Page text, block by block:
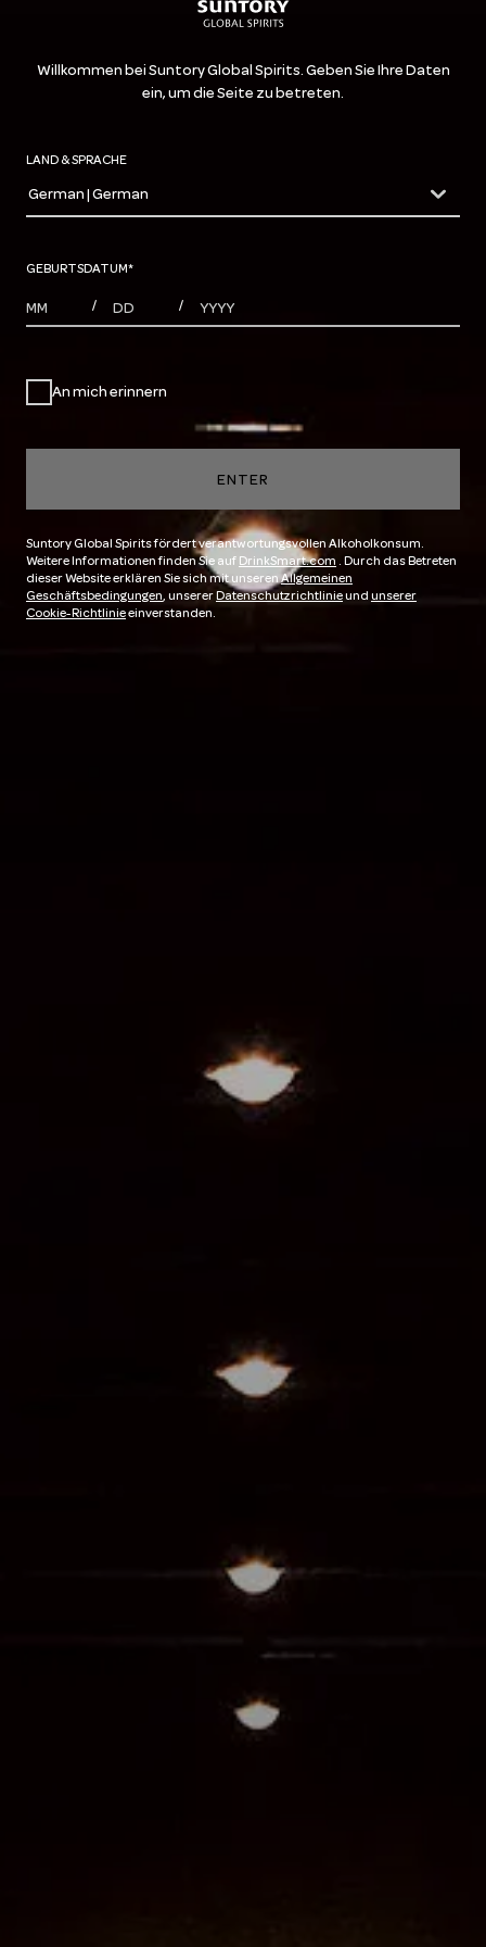
Willkommen bei Suntory Global Spirits. Geben Sie Ihre Daten
ein, um die Seite zu betreten.
LAND & SPRACHE
countryDropdown
German | German
GEBURTSDATUM*
MONTHS
/ DAYS / YEAR
An mich erinnern
ENTER
Suntory Global Spirits fördert verantwortungsvollen Alkoholkonsum.
Weitere Informationen finden Sie auf DrinkSmart.com . Durch das Betreten
dieser Website erklären Sie sich mit unserenAllgemeinen
Geschäftsbedingungen, unsererDatenschutzrichtlinieund unserer
Cookie-Richtlinieeinverstanden.